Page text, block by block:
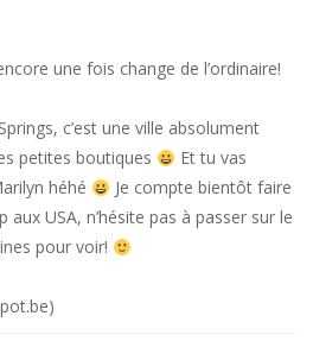
une fois change de l’ordinaire!
c’est une ville absolument
petites boutiques
Et tu vas
héhé
Je compte bientôt faire
USA, n’hésite pas à passer sur le
pour voir!